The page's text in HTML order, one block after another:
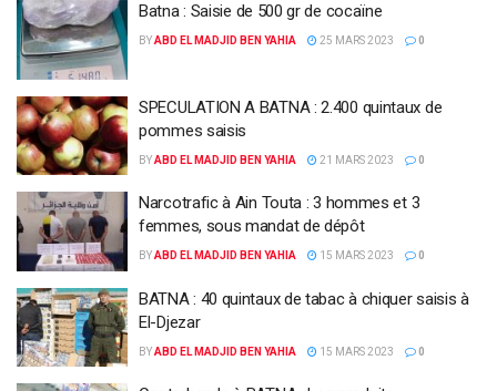
Batna : Saisie de 500 gr de cocaïne
BYABD EL MADJID BEN YAHIA 25 MARS 2023 0
SPECULATION A BATNA : 2.400 quintaux de
pommes saisis
BYABD EL MADJID BEN YAHIA 21 MARS 2023 0
Narcotrafic à Ain Touta : 3 hommes et 3
femmes, sous mandat de dépôt
BYABD EL MADJID BEN YAHIA 15 MARS 2023 0
BATNA : 40 quintaux de tabac à chiquer saisis à
El-Djezar
BYABD EL MADJID BEN YAHIA 15 MARS 2023 0